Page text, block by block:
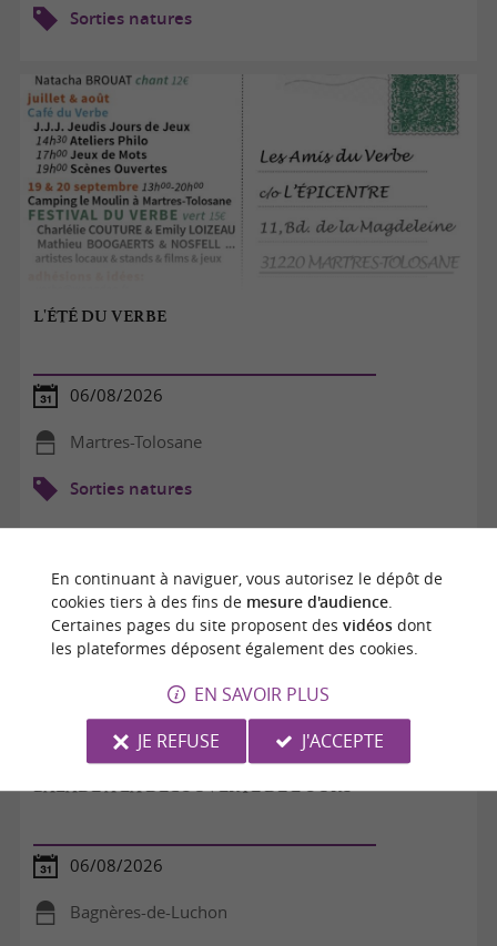
Sorties natures
L'ÉTÉ DU VERBE
06/08/2026
Martres-Tolosane
Sorties natures
BALADE À LA DÉCOUVERTE DE L'OURS
06/08/2026
Bagnères-de-Luchon
En continuant à naviguer, vous autorisez le dépôt de
cookies tiers à des fins de mesure d'audience.
Certaines pages du site proposent des vidéosdont
les plateformes déposent également des cookies.
EN SAVOIR PLUS
JE REFUSE
J'ACCEPTE